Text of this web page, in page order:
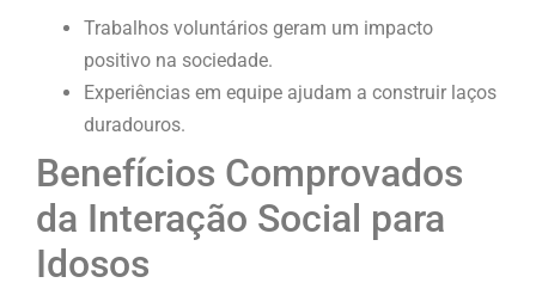
Trabalhos voluntários geram um impacto
positivo na sociedade.
Experiências em equipe ajudam a construir laços
duradouros.
Benefícios Comprovados
da Interação Social para
Idosos